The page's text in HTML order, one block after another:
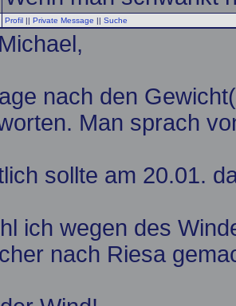
Profil || Private Message || Suche
nach den
Man sprach
sollte am 20.01.
ich wegen des
nach Riesa